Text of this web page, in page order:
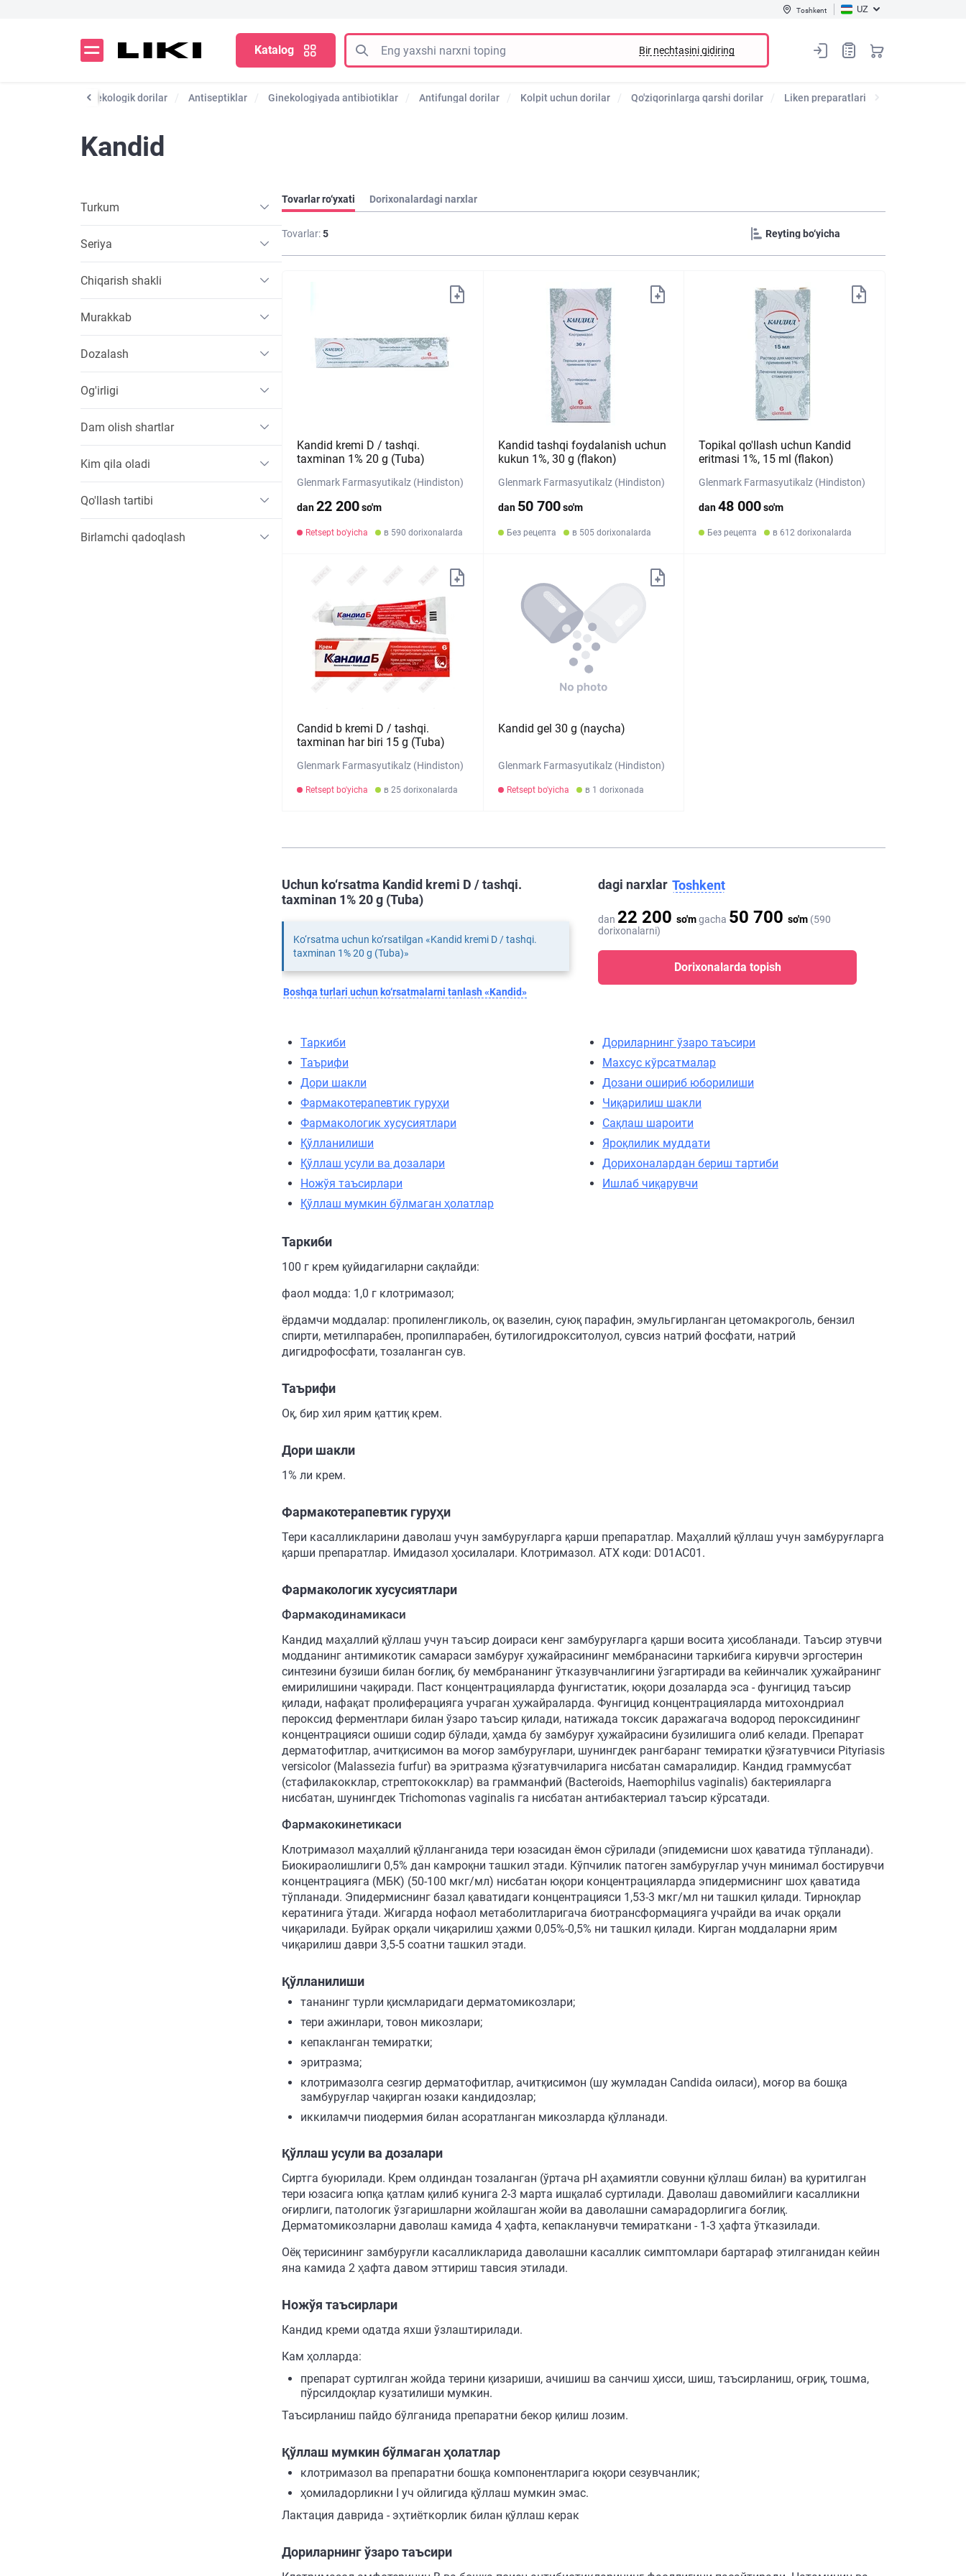
Toshkent UZ
Katalog Bir nechtasini qidiring
Ginekologik dorilar Antiseptiklar Ginekologiyada antibiotiklar Antifungal dorilar Kolpit uchun dorilar Qo'ziqorinlarga qarshi dorilar Liken preparatlari
Kandid
Turkum
Seriya
Chiqarish shakli
Murakkab
Dozalash
Og'irligi
Dam olish shartlar
Kim qila oladi
Qo'llash tartibi
Birlamchi qadoqlash
Tovarlar ro‘yxati Dorixonalardagi narxlar
Tovarlar:5
Kandid kremi D / tashqi.
taxminan 1% 20 g (Tuba)
Glenmark Farmasyutikalz (Hindiston)
dan22 200so'm
Retsept bo'yicha в 590 dorixonalarda
Kandid tashqi foydalanish uchun
kukun 1%, 30 g (flakon)
Glenmark Farmasyutikalz (Hindiston)
dan 50 700so'm
Без рецепта в 505 dorixonalarda
Topikal qo'llash uchun Kandid
eritmasi 1%, 15 ml (flakon)
Glenmark Farmasyutikalz (Hindiston)
dan48 000so'm
Без рецепта в 612 dorixonalarda
Candid b kremi D / tashqi.
taxminan har biri 15 g (Tuba)
Glenmark Farmasyutikalz (Hindiston)
Retsept bo'yicha в 25 dorixonalarda
Kandid gel 30 g (naycha)
Glenmark Farmasyutikalz (Hindiston)
Retsept bo'yicha в 1 dorixonada
dagi narxlar Toshkent
dan 22 200 so'mgacha 50 700 so'm (590
dorixonalarni)
Dorixonalarda topish
Uchun ko‘rsatma Kandid kremi D / tashqi.
taxminan 1% 20 g (Tuba)
Ko‘rsatma uchun ko‘rsatilgan «Kandid kremi D / tashqi.
taxminan 1% 20 g (Tuba)»
Boshqa turlari uchun ko‘rsatmalarni tanlash «Kandid»
Таркиби
Таърифи
Дори шакли
Фармакотерапевтик гуруҳи
Фармакологик хусусиятлари
Қўлланилиши
Қўллаш усули ва дозалари
Ножўя таъсирлари
Қўллаш мумкин бўлмаган ҳолатлар
Дориларнинг ўзаро таъсири
Махсус кўрсатмалар
Дозани ошириб юборилиши
Чиқарилиш шакли
Сақлаш шароити
Яроқлилик муддати
Дорихоналардан бериш тартиби
Ишлаб чиқарувчи
Таркиби
100 г крем қуйидагиларни сақлайди:
фаол модда: 1,0 г клотримазол;
ёрдамчи моддалар: пропиленгликоль, оқ вазелин, суюқ парафин, эмульгирланган цетомакроголь, бензил
спирти, метилпарабен, пропилпарабен, бутилогидрокситолуол, сувсиз натрий фосфати, натрий
дигидрофосфати, тозаланган сув.
Таърифи
Оқ, бир хил ярим қаттиқ крем.
Дори шакли
1% ли крем.
Фармакотерапевтик гуруҳи
Тери касалликларини даволаш учун замбуруғларга қарши препаратлар. Маҳаллий қўллаш учун замбуруғларга
қарши препаратлар. Имидазол ҳосилалари. Клотримазол. АТХ коди: D01AC01.
Фармакологик хусусиятлари
Фармакодинамикаси
Кандид маҳаллий қўллаш учун таъсир доираси кенг замбуруғларга қарши восита ҳисобланади. Таъсир этувчи
модданинг антимикотик самараси замбуруғ ҳужайрасининг мембранасини таркибига кирувчи эргостерин
синтезини бузиши билан боғлиқ, бу мембрананинг ўтказувчанлигини ўзгартиради ва кейинчалик ҳужайранинг
емирилишини чақиради. Паст концентрацияларда фунгистатик, юқори дозаларда эса - фунгицид таъсир
қилади, нафақат пролиферацияга учраган ҳужайраларда. Фунгицид концентрацияларда митохондриал
пероксид ферментлари билан ўзаро таъсир қилади, натижада токсик даражагача водород пероксидининг
концентрацияси ошиши содир бўлади, ҳамда бу замбуруғ ҳужайрасини бузилишига олиб келади. Препарат
дерматофитлар, ачитқисимон ва моғор замбуруғлари, шунингдек рангбаранг темиратки қўзғатувчиси Pityriasis
versicolor (Malassezia furfur) ва эритразма қўзғатувчиларига нисбатан самаралидир. Кандид граммусбат
(стафилакокклар, стрептококклар) ва грамманфий (Bacteroids, Haemophilus vaginalis) бактерияларга
нисбатан, шунингдек Trichomonas vaginalis га нисбатан антибактериал таъсир кўрсатади.
Фармакокинетикаси
Клотримазол маҳаллий қўлланганида тери юзасидан ёмон сўрилади (эпидемисни шох қаватида тўпланади).
Биокираолишлиги 0,5% дан камроқни ташкил этади. Кўпчилик патоген замбуруғлар учун минимал бостирувчи
концентрацияга (МБК) (50-100 мкг/мл) нисбатан юқори концентрацияларда эпидермиснинг шох қаватида
тўпланади. Эпидермиснинг базал қаватидаги концентрацияси 1,53-3 мкг/мл ни ташкил қилади. Тирноқлар
кератинига ўтади. Жигарда нофаол метаболитларигача биотрансформацияга учрайди ва ичак орқали
чиқарилади. Буйрак орқали чиқарилиш ҳажми 0,05%-0,5% ни ташкил қилади. Кирган моддаларни ярим
чиқарилиш даври 3,5-5 соатни ташкил этади.
Қўлланилиши
тананинг турли қисмларидаги дерматомикозлари;
тери ажинлари, товон микозлари;
кепакланган темиратки;
эритразма;
клотримазолга сезгир дерматофитлар, ачитқисимон (шу жумладан Candida оиласи), моғор ва бошқа
замбуруғлар чақирган юзаки кандидозлар;
иккиламчи пиодермия билан асоратланган микозларда қўлланади.
Қўллаш усули ва дозалари
Сиртга буюрилади. Крем олдиндан тозаланган (ўртача рН аҳамиятли совунни қўллаш билан) ва қуритилган
тери юзасига юпқа қатлам қилиб кунига 2-3 марта ишқалаб суртилади. Даволаш давомийлиги касалликни
оғирлиги, патологик ўзгаришларни жойлашган жойи ва даволашни самарадорлигига боғлиқ.
Дерматомикозларни даволаш камида 4 ҳафта, кепакланувчи темираткани - 1-3 ҳафта ўтказилади.
Оёқ терисининг замбуруғли касалликларида даволашни касаллик симптомлари бартараф этилганидан кейин
яна камида 2 ҳафта давом эттириш тавсия этилади.
Ножўя таъсирлари
Кандид креми одатда яхши ўзлаштирилади.
Кам ҳолларда:
препарат суртилган жойда терини қизариши, ачишиш ва санчиш ҳисси, шиш, таъсирланиш, оғриқ, тошма,
пўрсилдоқлар кузатилиши мумкин.
Таъсирланиш пайдо бўлганида препаратни бекор қилиш лозим.
Қўллаш мумкин бўлмаган ҳолатлар
клотримазол ва препаратни бошқа компонентларига юқори сезувчанлик;
ҳомиладорликни I уч ойлигида қўллаш мумкин эмас.
Лактация даврида - эҳтиёткорлик билан қўллаш керак
Дориларнинг ўзаро таъсири